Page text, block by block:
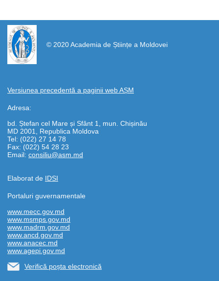
© 2020 Academia de Științe a Moldovei
Versiunea precedentă a paginii web AȘM
Adresa:
bd. Ștefan cel Mare și Sfânt 1, mun. Chișinău
MD 2001, Republica Moldova
Tel: (022) 27 14 78
Fax: (022) 54 28 23
Email: consiliu@asm.md
Elaborat de IDSI
https://propletenie.ru/
Portaluri guvernamentale
www.mecc.gov.md
www.msmps.gov.md
www.madrm.gov.md
www.ancd.gov.md
www.anacec.md
www.agepi.gov.md
Verifică poșta electronică